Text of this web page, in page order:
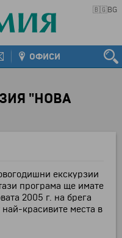
🇧🇬BG
ОФИСИ
"НОВА
екскурзии
програма ще имате
2005 г. на брега
красивите места в